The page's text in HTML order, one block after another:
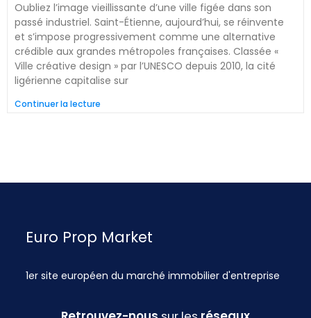
Oubliez l’image vieillissante d’une ville figée dans son
passé industriel. Saint-Étienne, aujourd’hui, se réinvente
et s’impose progressivement comme une alternative
crédible aux grandes métropoles françaises. Classée «
Ville créative design » par l’UNESCO depuis 2010, la cité
ligérienne capitalise sur
Continuer la lecture
Euro Prop Market
1er site européen du marché immobilier d'entreprise